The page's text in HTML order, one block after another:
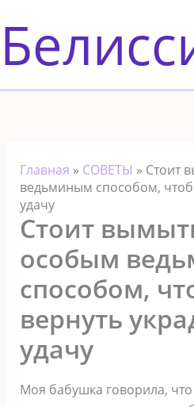
к
содержимому
Главная » СОВЕТЫ » Стоит
ведьминым способом,
удачу
Стоит
особым
способом,
вернуть
удачу
Моя бабушка говорила,